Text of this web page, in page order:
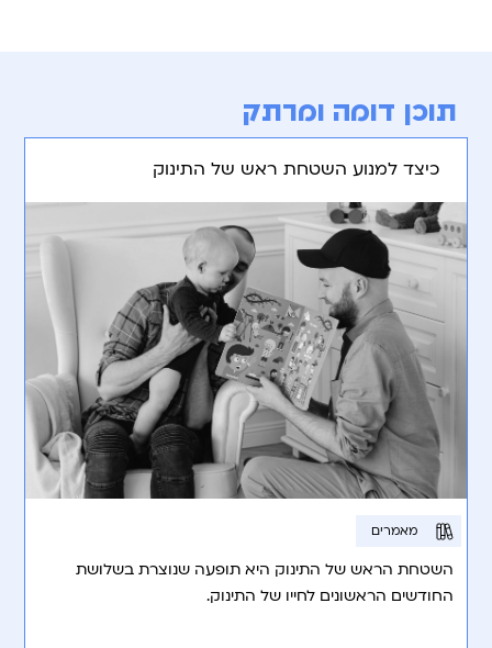
תוכן דומה ומרתק
כיצד למנוע השטחת ראש של התינוק
מאמרים
השטחת הראש של התינוק היא תופעה שנוצרת בשלושת
החודשים הראשונים לחייו של התינוק.